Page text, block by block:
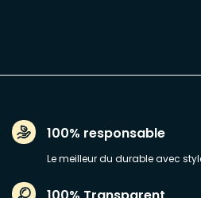
100% responsable
Le meilleur du durable avec